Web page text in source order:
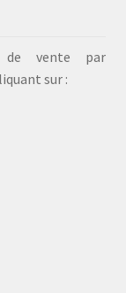
de vente par
sur :